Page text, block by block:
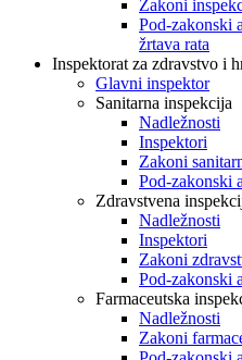
Zakoni
Pod-zakonski
žrtava rata
Inspektorat za zdravstvo i
Glavni inspektor
Sanitarna inspekcija
Nadležnosti
Inspektori
Zakoni
Pod-zakonski
Zdravstvena
Nadležnosti
Inspektori
Zakoni
Pod-zakonski
Farmaceutska
Nadležnosti
Zakoni